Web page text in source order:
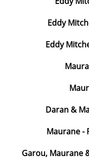
Eddy
Eddy
Daran &
Maurane -
Garou, Maurane